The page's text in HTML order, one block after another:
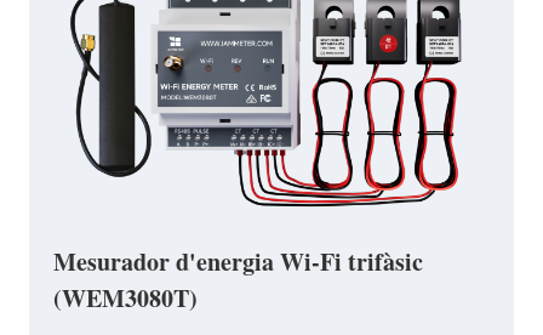
Mesurador d'energia Wi-Fi trifàsic
(WEM3080T)